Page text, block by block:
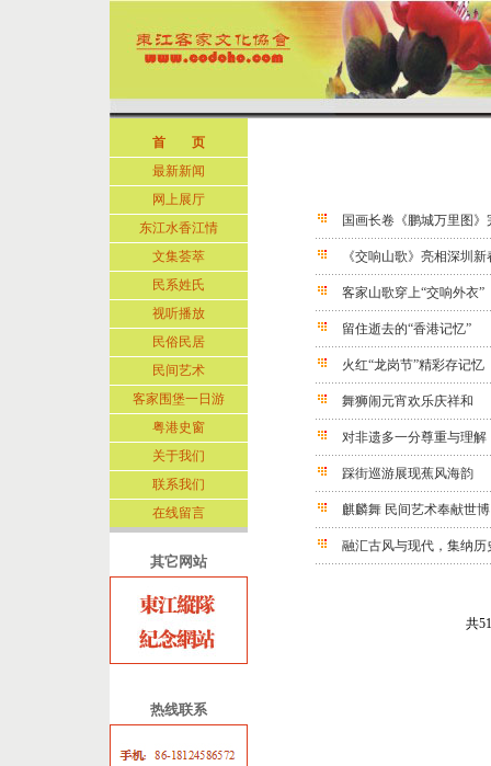
首 页
最新新闻
网上展厅
东江水香江情
文集荟萃
民系姓氏
视听播放
民俗民居
民间艺术
客家围堡一日游
粤港史窗
关于我们
联系我们
在线留言
其它网站
热线联系
国画长卷《鹏城万里图》
《交响山歌》亮相深圳
客家山歌穿上“交响外衣”
留住逝去的“香港记忆”
火红“龙岗节”精彩存记忆
舞狮闹元宵欢乐庆祥和
对非遗多一分尊重与理解
踩街巡游展现蕉风海韵
麒麟舞 民间艺术奉献世博
融汇古风与现代，集纳历
共